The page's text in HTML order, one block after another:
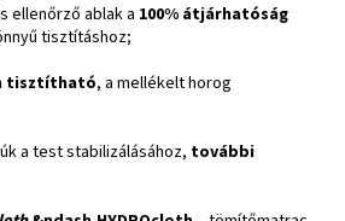
ellenőrző ablak a 100% átjárhatóság
tisztításhoz;
tisztítható, a mellékelt horog
a test stabilizálásához, további